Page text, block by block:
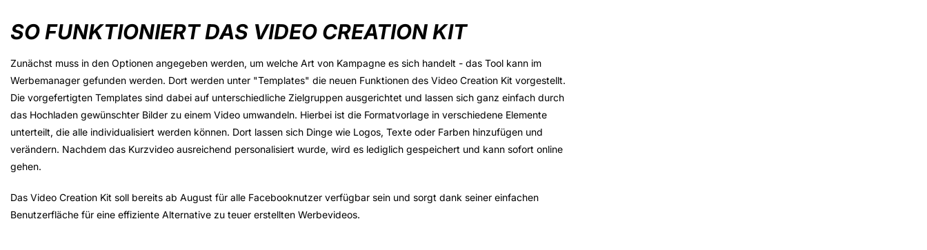
SO FUNKTIONIERT DAS VIDEO CREATION KIT
Zunächst muss in den Optionen angegeben werden, um welche Art von Kampagne es sich handelt - das Tool kann im
Werbemanager gefunden werden. Dort werden unter "Templates" die neuen Funktionen des Video Creation Kit vorgestellt.
Die vorgefertigten Templates sind dabei auf unterschiedliche Zielgruppen ausgerichtet und lassen sich ganz einfach durch
das Hochladen gewünschter Bilder zu einem Video umwandeln. Hierbei ist die Formatvorlage in verschiedene Elemente
unterteilt, die alle individualisiert werden können. Dort lassen sich Dinge wie Logos, Texte oder Farben hinzufügen und
verändern. Nachdem das Kurzvideo ausreichend personalisiert wurde, wird es lediglich gespeichert und kann sofort online
gehen.
Das Video Creation Kit soll bereits ab August für alle Facebooknutzer verfügbar sein und sorgt dank seiner einfachen
Benutzerfläche für eine effiziente Alternative zu teuer erstellten Werbevideos.